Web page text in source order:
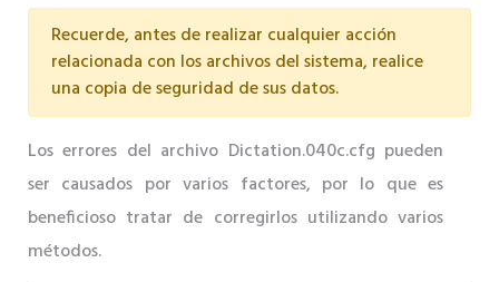
Recuerde, antes de realizar cualquier acción
relacionada con los archivos del sistema, realice
una copia de seguridad de sus datos.
Los errores del archivo Dictation.040c.cfg pueden
ser causados ​​por varios factores, por lo que es
beneficioso tratar de corregirlos utilizando varios
métodos.